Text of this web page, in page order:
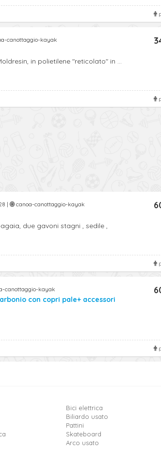
canottaggio-kayak
in polietilene "reticolato" in ...
| canoa-canottaggio-kayak
due gavoni stagni , sedile ,
canottaggio-kayak
con copri pale+ accessori
Bici elettrica
Biliardo usato
Pattini
Skateboard
Arco usato